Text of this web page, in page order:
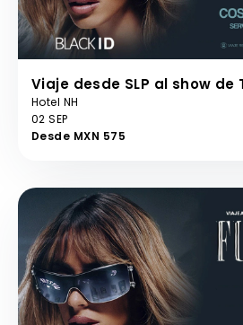
Viaje desde SLP al show de
Hotel NH
02 SEP
Desde MXN 575